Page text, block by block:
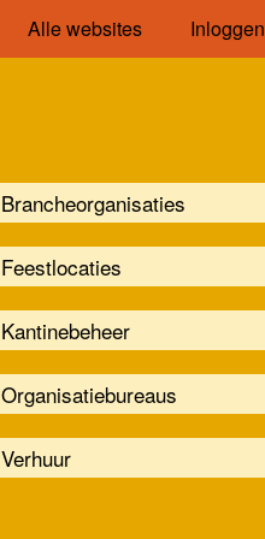
Alle websites Inloggen
Brancheorganisaties
Feestlocaties
Kantinebeheer
Organisatiebureaus
Verhuur